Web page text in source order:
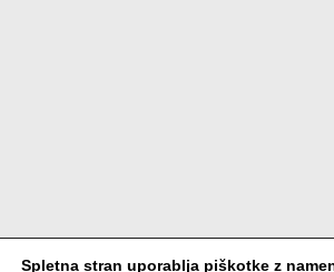
Spletna stran uporablja piškotke z